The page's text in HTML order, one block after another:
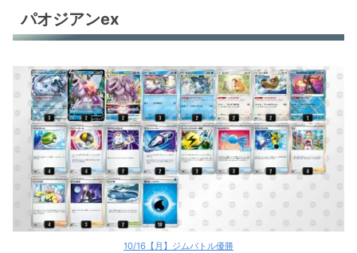
パオジアンex
10/16【月】ジムバトル優勝